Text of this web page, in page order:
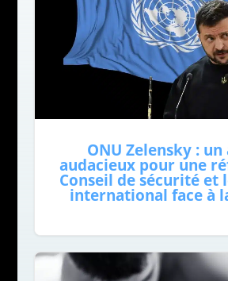
ONU Zelensky : un
audacieux pour une
Conseil de sécurité et
international face à